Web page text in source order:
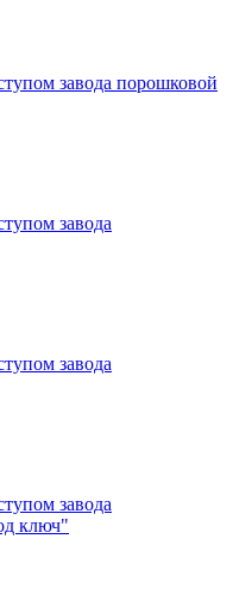
завода порошковой
завода
завода
завода
ключ"